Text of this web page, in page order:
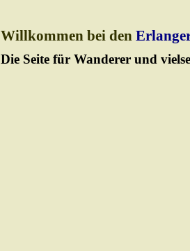
Willkommen bei den
Die Seite für Wanderer und